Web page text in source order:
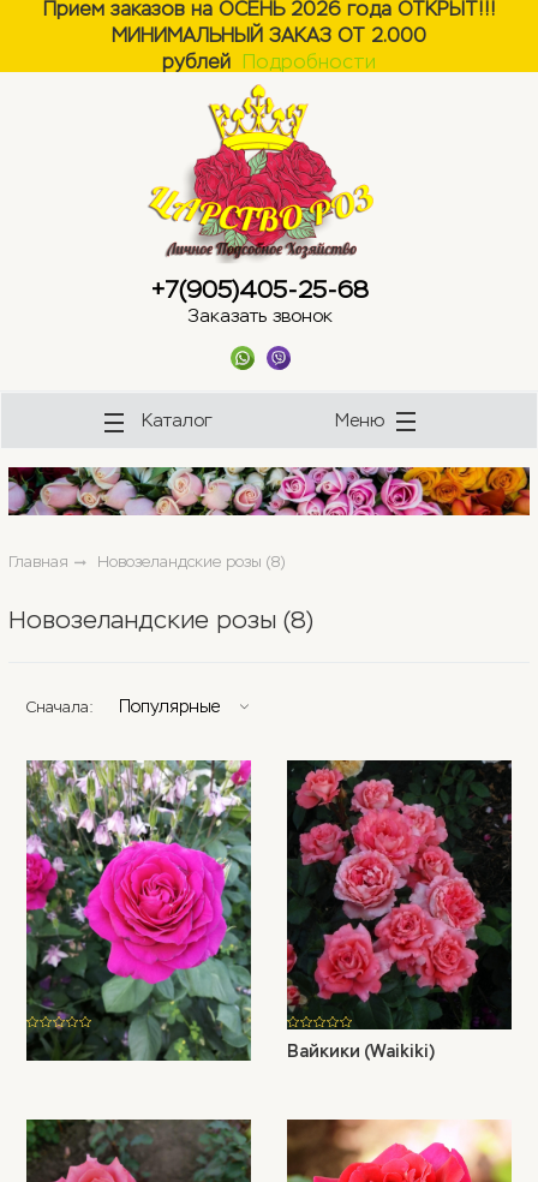
Прием заказов на ОСЕНЬ 2026 года ОТКРЫТ!!!
МИНИМАЛЬНЫЙ ЗАКАЗ ОТ 2.000
рублей Подробности
+7(905)405-25-68
Заказать звонок
Каталог Меню
Главная Новозеландские розы (8)
Новозеландские розы (8)
Сначала: Популярные
350p
Биг Перпл (Big Purple)
400p
Вайкики (Waikiki)